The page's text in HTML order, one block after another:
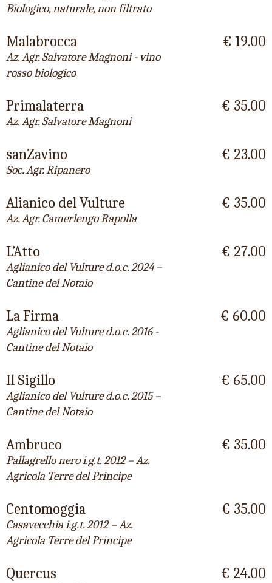
Biologico, naturale, non filtrato
Malabrocca
Az. Agr. Salvatore Magnoni - vino
rosso biologico
€ 19.00
Primalaterra
Az. Agr. Salvatore Magnoni
€ 35.00
sanZavino
Soc. Agr. Ripanero
€ 23.00
Alianico del Vulture
Az. Agr. Camerlengo Rapolla
€ 35.00
L’Atto
Aglianico del Vulture d.o.c. 2024 –
Cantine del Notaio
€ 27.00
La Firma
Aglianico del Vulture d.o.c. 2016 -
Cantine del Notaio
€ 60.00
Il Sigillo
Aglianico del Vulture d.o.c. 2015 –
Cantine del Notaio
€ 65.00
Ambruco
Pallagrello nero i.g.t. 2012 – Az.
Agricola Terre del Principe
€ 35.00
Centomoggia
Casavecchia i.g.t. 2012 – Az.
Agricola Terre del Principe
€ 35.00
Quercus € 24.00